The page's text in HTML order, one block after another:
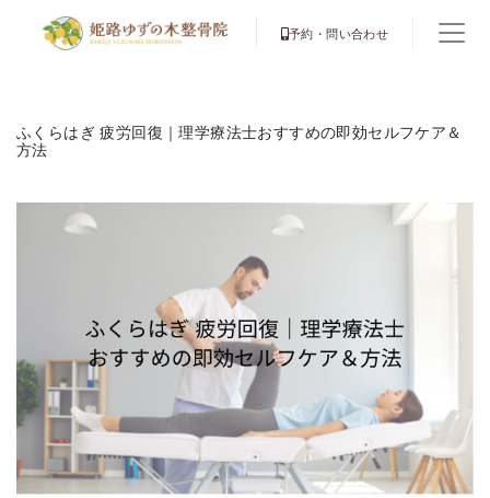
予約・問い合わせ
ふくらはぎ 疲労回復｜理学療法士おすすめの即効セルフケア＆
方法